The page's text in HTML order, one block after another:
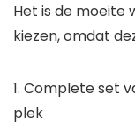
Het is de moeite
kiezen, omdat
1. Complete set
plek